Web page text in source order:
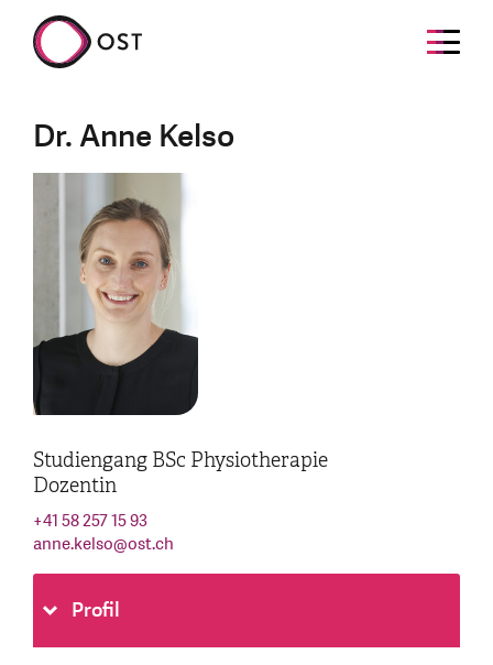
Dr. Anne Kelso
Studiengang BSc Physiotherapie
Dozentin
+41 58 257 15 93
anne.kelso@ost.ch
Profil